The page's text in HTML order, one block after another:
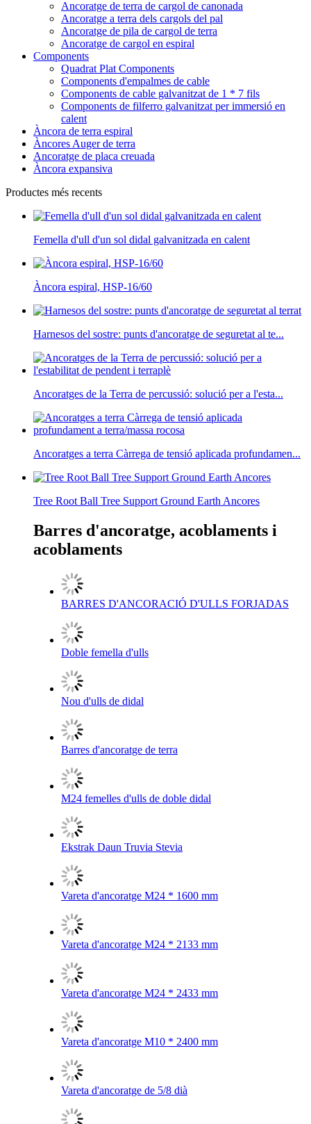
Ancoratge de terra de cargol de canonada
Ancoratge a terra dels cargols del pal
Ancoratge de pila de cargol de terra
Ancoratge de cargol en espiral
Components
Quadrat Plat Components
Components d'empalmes de cable
Components de cable galvanitzat de 1 * 7 fils
Components de filferro galvanitzat per immersió en
calent
Àncora de terra espiral
Àncores Auger de terra
Ancoratge de placa creuada
Àncora expansiva
Productes més recents
Femella d'ull d'un sol didal galvanitzada en calent
Àncora espiral, HSP-16/60
Harnesos del sostre: punts d'ancoratge de seguretat al te...
Ancoratges de la Terra de percussió: solució per a l'esta...
Ancoratges a terra Càrrega de tensió aplicada profundamen...
Tree Root Ball Tree Support Ground Earth Ancores
Barres d'ancoratge, acoblaments i
acoblaments
BARRES D'ANCORACIÓ D'ULLS FORJADAS
Doble femella d'ulls
Nou d'ulls de didal
Barres d'ancoratge de terra
M24 femelles d'ulls de doble didal
Ekstrak Daun Truvia Stevia
Vareta d'ancoratge M24 * 1600 mm
Vareta d'ancoratge M24 * 2133 mm
Vareta d'ancoratge M24 * 2433 mm
Vareta d'ancoratge M10 * 2400 mm
Vareta d'ancoratge de 5/8 dià